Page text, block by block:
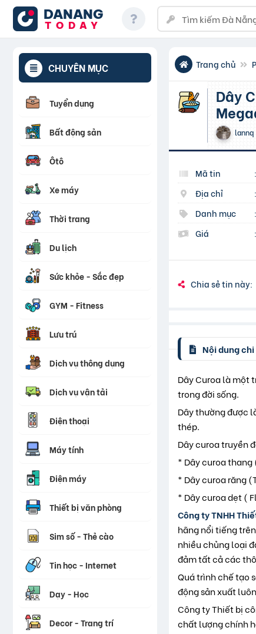
DANANG
TODAY
CHUYÊN MỤC
Tuyển dụng
Bất động sản
Ôtô
Xe máy
Thời trang
Du lịch
Sức khỏe - Sắc đẹp
GYM - Fitness
Lưu trú
Dịch vụ thông dụng
Dịch vụ vận tải
Điện thoại
Máy tính
Điện máy
Thiết bị văn phòng
Sim số - Thẻ cào
Tin học - Internet
Dạy - Học
Decor - Trang trí
Trang chủ
Dây Curoa, dây đai, dây đai băng tải, dây Curoa
lannq
Mã tin :
Địa chỉ
:
Danh mục
:
Giá
:
Chia sẻ tin này:
Nội dung
Dây Curoa là một
trong đời sống.
Dây thường được
thép.
Dây curoa truyền
* Dây curoa
* Dây curoa răng
* Dây curoa dẹt (
Công ty TNHH
hãng nổi tiếng
nhiều chủng loại
đảm tất cả các
Quá trình chế tạo
động sản xuất
Công ty Thiết bị
chất lượng chính